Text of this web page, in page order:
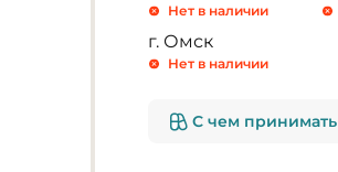
Нет в наличии
г. Омск
Нет в наличии
С чем принимать